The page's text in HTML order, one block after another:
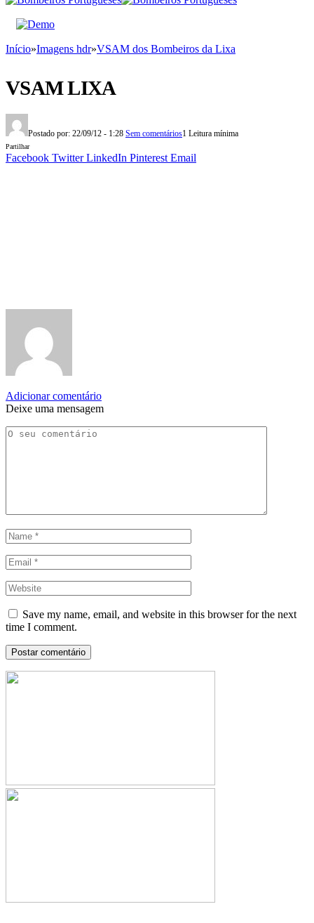
Início»Imagens hdr»VSAM dos Bombeiros da Lixa
VSAM LIXA
Postado por: 22/09/12 - 1:28 Sem comentários1 Leitura mínima
Partilhar
Facebook Twitter LinkedIn Pinterest Email
Adicionar comentário
Deixe uma mensagem
Save my name, email, and website in this browser for the next
time I comment.